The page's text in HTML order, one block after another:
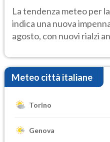
temporale
La tendenza meteo per
indica una nuova
agosto, con nuovi rialzi
Meteo città italiane
Torino
Genova